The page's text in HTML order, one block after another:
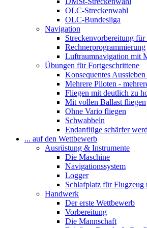
OLC-Streckenwahl
OLC-Bundesliga
Navigation
Streckenvorbereitung für
Rechnerprogrammierung
Luftraumnavigation mit
Übungen für Fortgeschrittene
Konsequentes
Mehrere Piloten -
Fliegen mit deutlich zu
Mit vollen Ballast fliegen
Ohne Vario fliegen
Schwabbeln
Endanflüge schärfer
... auf den Wettbewerb
Ausrüstung & Instrumente
Die Maschine
Navigationssystem
Logger
Schlafplatz für Flugzeug
Handwerk
Der erste Wettbewerb
Vorbereitung
Die Mannschaft